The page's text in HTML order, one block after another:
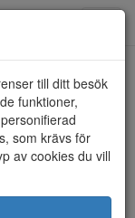
till ditt besök
funktioner,
som krävs för
av cookies du vill